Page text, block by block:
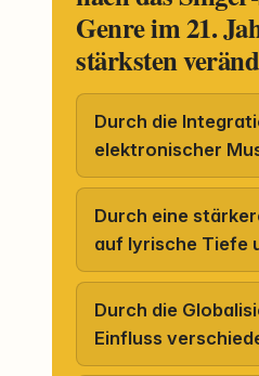
Genre im 21.
stärksten
Durch die
elektronischer
Durch eine
auf lyrische Tiefe
Durch die
Einfluss